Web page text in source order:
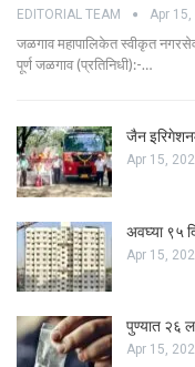
EDITORIAL TEAM Apr
जळगाव महापालिकेत स्वीकृत
पूर्ण जळगाव (प्रतिनिधी):-…
जैन
Apr 15,
अवघ्या ९५
Apr 15,
पुण्यात २६
Apr 15,